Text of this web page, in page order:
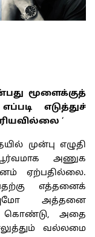
மூளைக்குத்
எடுத்துச்
‘
முன்பு எழுதி
அணுக
ஏற்பதில்லை.
எத்தனைக்
அத்தனை
கொண்டு, அதை
வல்லமை